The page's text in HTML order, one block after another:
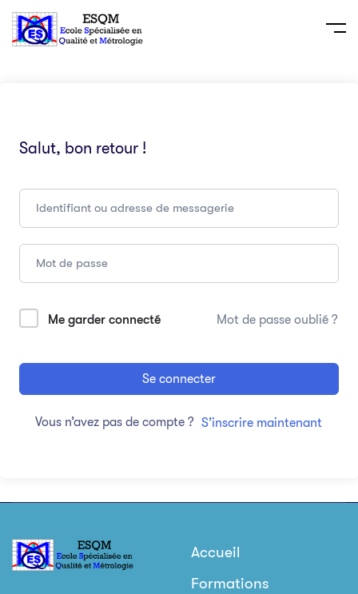
Salut, bon retour !
Me garder connecté Mot de passe oublié ?
Se connecter
Vous n’avez pas de compte ? S’inscrire maintenant
Accueil
Formations